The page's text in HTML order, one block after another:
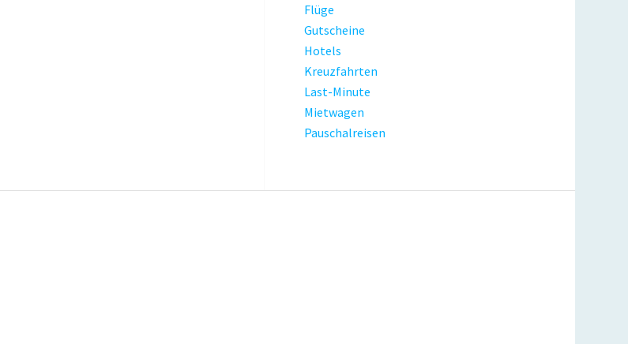
Flüge
Gutscheine
Hotels
Kreuzfahrten
Last-Minute
Mietwagen
Pauschalreisen